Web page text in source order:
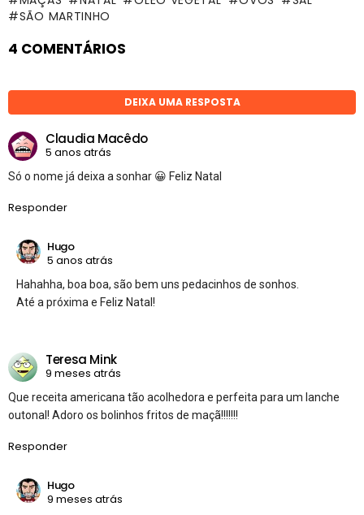
SÃO MARTINHO
4 COMENTÁRIOS
DEIXA UMA RESPOSTA
Claudia Macêdo
5 anos atrás
Só o nome já deixa a sonhar 😀 Feliz Natal
Responder
Hugo
5 anos atrás
Hahahha, boa boa, são bem uns pedacinhos de sonhos.
Até a próxima e Feliz Natal!
Teresa Mink
9 meses atrás
Que receita americana tão acolhedora e perfeita para um lanche
outonal! Adoro os bolinhos fritos de maçã!!!!!!!
Responder
Hugo
9 meses atrás